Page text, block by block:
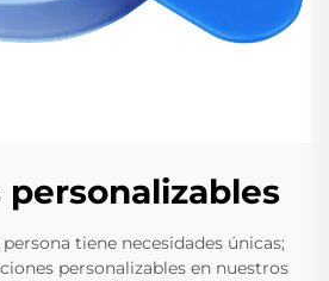
personalizables
tiene necesidades únicas;
personalizables en nuestros